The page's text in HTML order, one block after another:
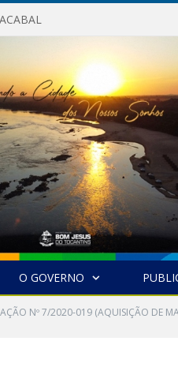
O GOVERNO
Nº 7/2020-019 (AQUISIÇÃO DE